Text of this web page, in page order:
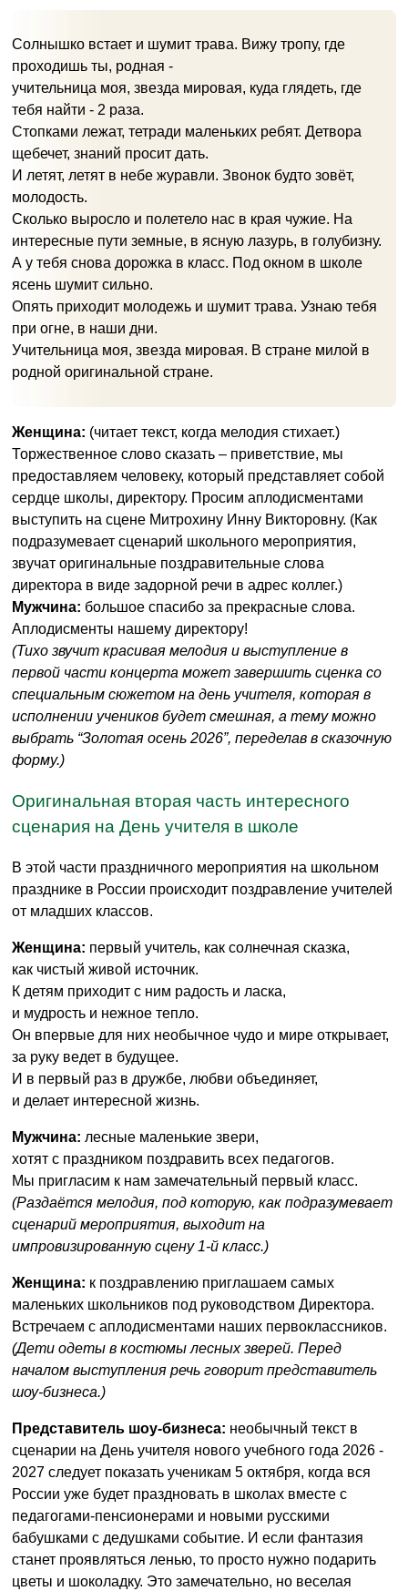
Солнышко встает и шумит трава. Вижу тропу, где
проходишь ты, родная -
учительница моя, звезда мировая, куда глядеть, где
тебя найти - 2 раза.
Стопками лежат, тетради маленьких ребят. Детвора
щебечет, знаний просит дать.
И летят, летят в небе журавли. Звонок будто зовёт,
молодость.
Сколько выросло и полетело нас в края чужие. На
интересные пути земные, в ясную лазурь, в голубизну.
А у тебя снова дорожка в класс. Под окном в школе
ясень шумит сильно.
Опять приходит молодежь и шумит трава. Узнаю тебя
при огне, в наши дни.
Учительница моя, звезда мировая. В стране милой в
родной оригинальной стране.
Женщина: (читает текст, когда мелодия стихает.)
Торжественное слово сказать – приветствие, мы
предоставляем человеку, который представляет собой
сердце школы, директору. Просим аплодисментами
выступить на сцене Митрохину Инну Викторовну. (Как
подразумевает сценарий школьного мероприятия,
звучат оригинальные поздравительные слова
директора в виде задорной речи в адрес коллег.)
Мужчина: большое спасибо за прекрасные слова.
Аплодисменты нашему директору!
(Тихо звучит красивая мелодия и выступление в
первой части концерта может завершить сценка со
специальным сюжетом на день учителя, которая в
исполнении учеников будет смешная, а тему можно
выбрать “Золотая осень 2026”, переделав в сказочную
форму.)
Оригинальная вторая часть интересного
сценария на День учителя в школе
В этой части праздничного мероприятия на школьном
празднике в России происходит поздравление учителей
от младших классов.
Женщина: первый учитель, как солнечная сказка,
как чистый живой источник.
К детям приходит с ним радость и ласка,
и мудрость и нежное тепло.
Он впервые для них необычное чудо и мире открывает,
за руку ведет в будущее.
И в первый раз в дружбе, любви объединяет,
и делает интересной жизнь.
Мужчина: лесные маленькие звери,
хотят с праздником поздравить всех педагогов.
Мы пригласим к нам замечательный первый класс.
(Раздаётся мелодия, под которую, как подразумевает
сценарий мероприятия, выходит на
импровизированную сцену 1-й класс.)
Женщина: к поздравлению приглашаем самых
маленьких школьников под руководством Директора.
Встречаем с аплодисментами наших первоклассников.
(Дети одеты в костюмы лесных зверей. Перед
началом выступления речь говорит представитель
шоу-бизнеса.)
Представитель шоу-бизнеса: необычный текст в
сценарии на День учителя нового учебного года 2026 -
2027 следует показать ученикам 5 октября, когда вся
России уже будет праздновать в школах вместе с
педагогами-пенсионерами и новыми русскими
бабушками с дедушками событие. И если фантазия
станет проявляться ленью, то просто нужно подарить
цветы и шоколадку. Это замечательно, но веселая